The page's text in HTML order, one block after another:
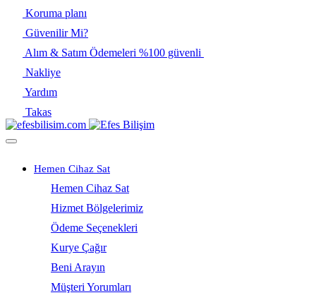
Koruma planı
Güvenilir Mi?
Alım & Satım Ödemeleri %100 güvenli
Nakliye
Yardım
Takas
Hemen Cihaz Sat
Hemen Cihaz Sat
Hizmet Bölgelerimiz
Ödeme Seçenekleri
Kurye Çağır
Beni Arayın
Müşteri Yorumları